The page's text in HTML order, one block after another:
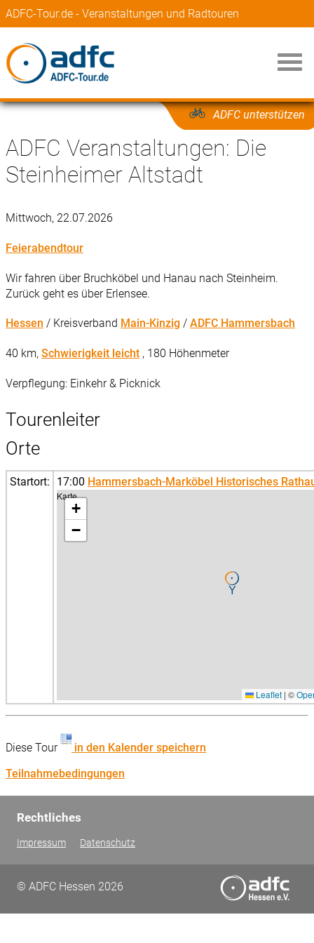
ADFC-Tour.de - Veranstaltungen und Radtouren
ADFC unterstützen
ADFC Veranstaltungen: Die
Steinheimer Altstadt
Mittwoch, 22.07.2026
Feierabendtour
Wir fahren über Bruchköbel und Hanau nach Steinheim.
Zurück geht es über Erlensee.
Hessen / Kreisverband Main-Kinzig / ADFC Hammersbach
40 km, Schwierigkeit leicht , 180 Höhenmeter
Verpflegung: Einkehr & Picknick
Tourenleiter
Orte
Startort: 17:00 Hammersbach-Marköbel Historisches
Karte
+
−
Leaflet | ©
Diese Tour
in den Kalender speichern
Teilnahmebedingungen
Rechtliches
Impressum Datenschutz
© ADFC Hessen 2026